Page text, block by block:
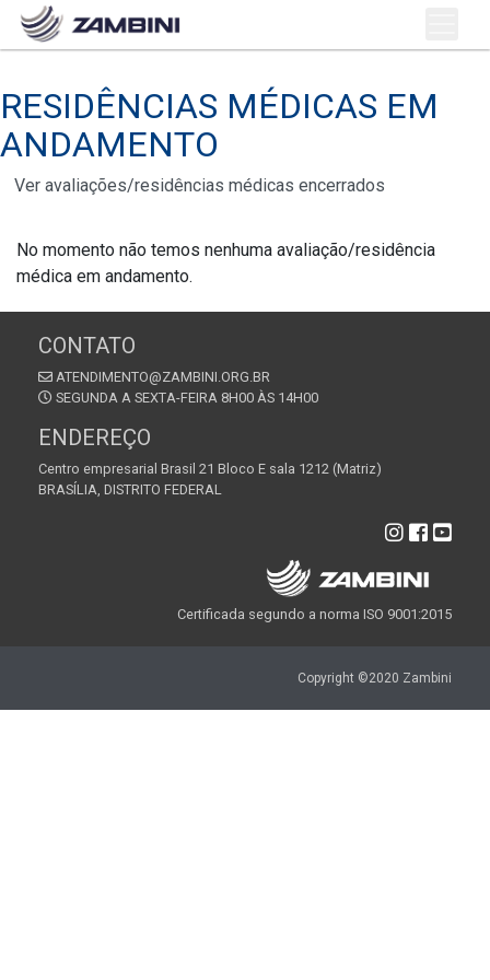
RESIDÊNCIAS MÉDICAS EM
ANDAMENTO
Ver avaliações/residências médicas encerrados
No momento não temos nenhuma avaliação/residência
médica em andamento.
CONTATO
ATENDIMENTO@ZAMBINI.ORG.BR
SEGUNDA A SEXTA-FEIRA 8H00 ÀS 14H00
ENDEREÇO
Centro empresarial Brasil 21 Bloco E sala 1212 (Matriz)
BRASÍLIA, DISTRITO FEDERAL
Certificada segundo a norma ISO 9001:2015
Copyright ©2020 Zambini